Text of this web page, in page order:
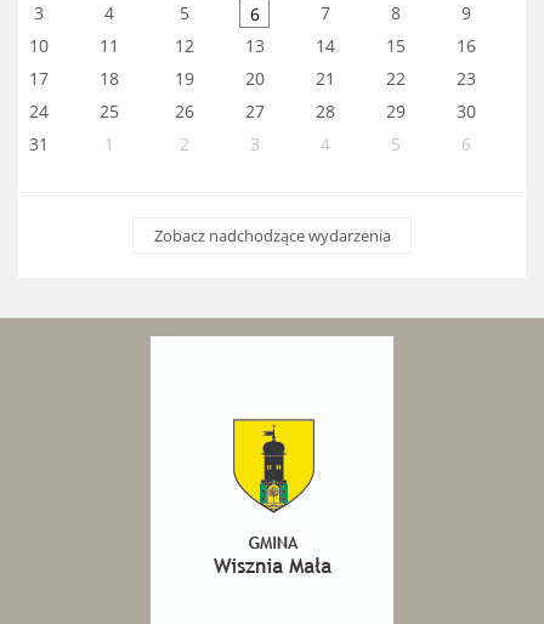
3
4 5 6 7 8
9
10
11 12 13 14 15
16
17
18 19 20 21 22
23
24
25 26 27 28 29
30
31
1 2 3 4 5 6
Zobacz nadchodzące wydarzenia